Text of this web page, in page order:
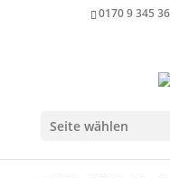
0170 9 345
Seite wählen